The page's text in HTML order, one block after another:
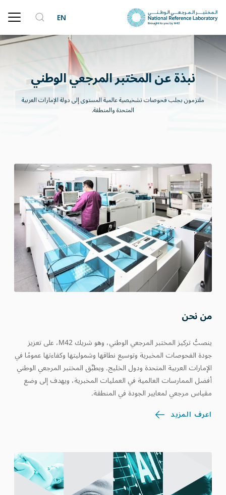
EN
نبذة عن المختبر المرجعي الوطني
ملتزمون بجلب فحوصات تشخيصية عالمية المستوى إلى دولة الإمارات العربية
المتحدة والمنطقة.
من نحن
ينصبُّ تركيز المختبر المرجعي الوطني، وهو شريك M42، على تعزيز
جودة الفحوصات المخبرية وتوسيع نطاقها وشموليتها وكفاءتها عمومًا في
الإمارات العربية المتحدة ودول الخليج. ويطبِّق المختبر المرجعي الوطني
أفضل الممارسات العالمية في العمليات المخبرية، ويهدف إلى وضع
مقياس مرجعي لمعايير الجودة في المنطقة.
اعرف المزيد